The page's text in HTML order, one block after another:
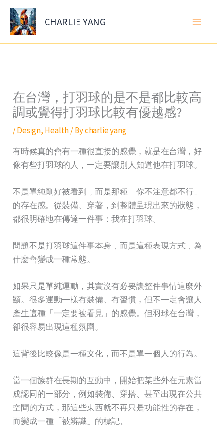
Skip
content
CHARLIE YANG
在台灣，打羽球的是不是都比較高
調或覺得打羽球比較有優越感?
/Design, Health/ Bycharlie yang
有時候真的會有一種很直接的感覺，就是在台灣，好
像有些打羽球的人，一定要讓別人知道他在打羽球。
不是單純剛好被看到，而是那種「你不注意都不行」
的存在感。從裝備、穿著，到整體呈現出來的狀態，
都很明確地在傳達一件事：我在打羽球。
問題不是打羽球這件事本身，而是這種表現方式，為
什麼會變成一種常態。
如果只是單純運動，其實沒有必要讓整件事情這麼外
顯。很多運動一樣有裝備、有習慣，但不一定會讓人
產生這種「一定要被看見」的感覺。但羽球在台灣，
卻很容易出現這種氛圍。
這背後比較像是一種文化，而不是單一個人的行為。
當一個族群在長期的互動中，開始把某些外在元素當
成認同的一部分，例如裝備、穿搭、甚至出現在公共
空間的方式，那這些東西就不再只是功能性的存在，
而變成一種「被辨識」的標記。